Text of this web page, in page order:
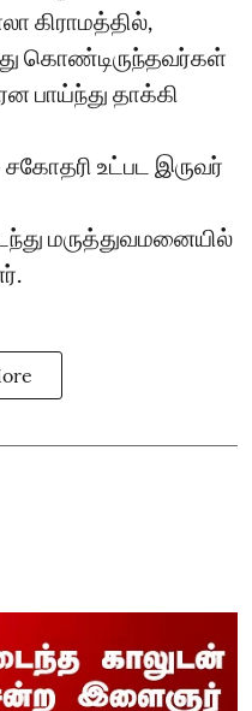
கிராமத்தில்,
கொண்டிருந்தவர்கள்
பாய்ந்து தாக்கி
உட்பட இருவர்
மருத்துவமனையில்